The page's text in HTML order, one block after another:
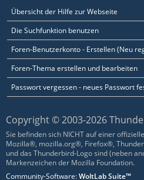
Übersicht der Hilfe zur Webseite
Die Suchfunktion benutzen
Foren-Benutzerkonto - Erstellen (Neu
Foren-Thema erstellen und bearbeiten
Passwort vergessen - neues Passwort
Copyright © 2003-2026
Sie befinden sich NICHT auf einer
Mozilla®, mozilla.org®, Firefox®,
und das Thunderbird-Logo sind (neben
Markenzeichen der Mozilla Foundation.
Community-Software:WoltLab Suite™